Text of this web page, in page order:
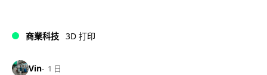
商業科技 3D 打印
Vin 1 日